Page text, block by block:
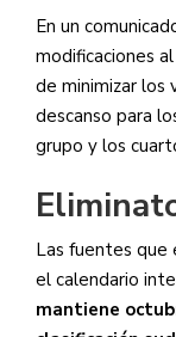
En un
modificaciones
de minimizar los
descanso para
grupo y los
Las fuentes que
el calendario
mantiene